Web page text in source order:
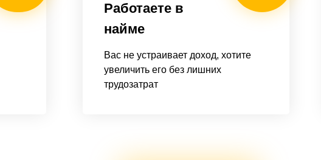
Работаете в
найме
Вас не устраивает доход, хотите
увеличить его без лишних
трудозатрат